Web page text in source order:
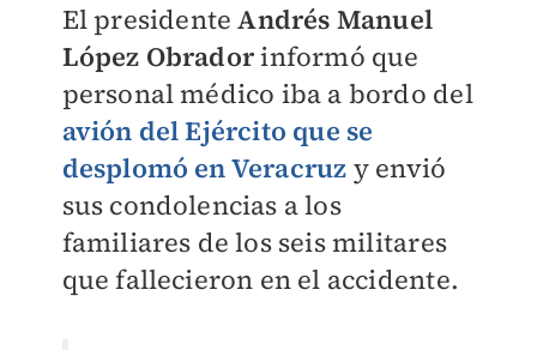
El presidenteAndrés Manuel
López Obradorinformó que
personal médico iba a bordo del
avión del Ejército que se
desplomó en Veracruz y envió
sus condolencias a los
familiares de los seis militares
que fallecieron en el accidente.